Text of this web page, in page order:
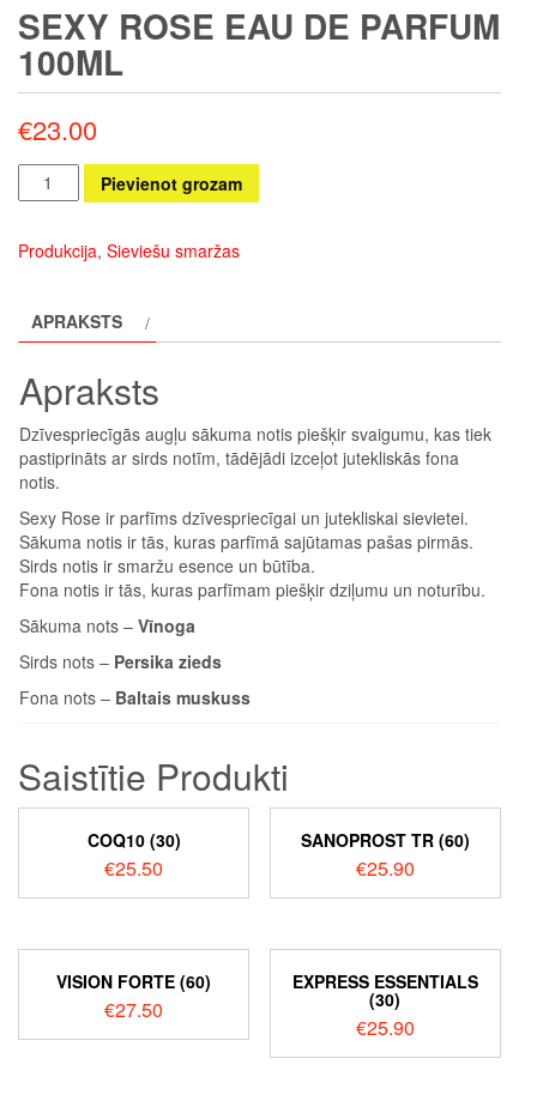
SEXY ROSE EAU DE PARFUM
100ML
€23.00
Sexy
Rose
100ml
Pievienot grozam
Produkcija, Sieviešu smaržas
APRAKSTS
Apraksts
Dzīvespriecīgās augļu sākuma notis piešķir svaigumu, kas tiek
pastiprināts ar sirds notīm, tādējādi izceļot jutekliskās fona
notis.
Sexy Rose ir parfīms dzīvespriecīgai un jutekliskai sievietei.
Sākuma notis ir tās, kuras parfīmā sajūtamas pašas pirmās.
Sirds notis ir smaržu esence un būtība.
Fona notis ir tās, kuras parfīmam piešķir dziļumu un noturību.
Sākuma nots – Vīnoga
Sirds nots – Persika zieds
Fona nots – Baltais muskuss
Saistītie Produkti
COQ10 (30)
€25.50
SANOPROST TR (60)
€25.90
VISION FORTE (60)
€27.50
EXPRESS ESSENTIALS
(30)
€25.90